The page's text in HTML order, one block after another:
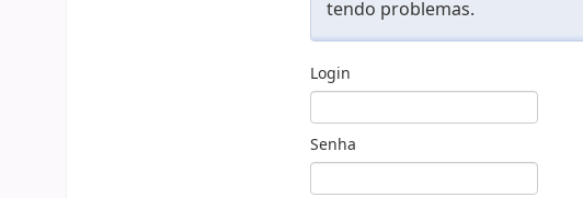
tendo problemas.
Login
Senha